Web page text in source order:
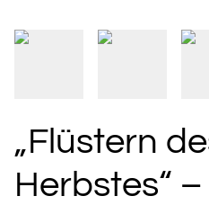
„Flüstern
Herbstes“